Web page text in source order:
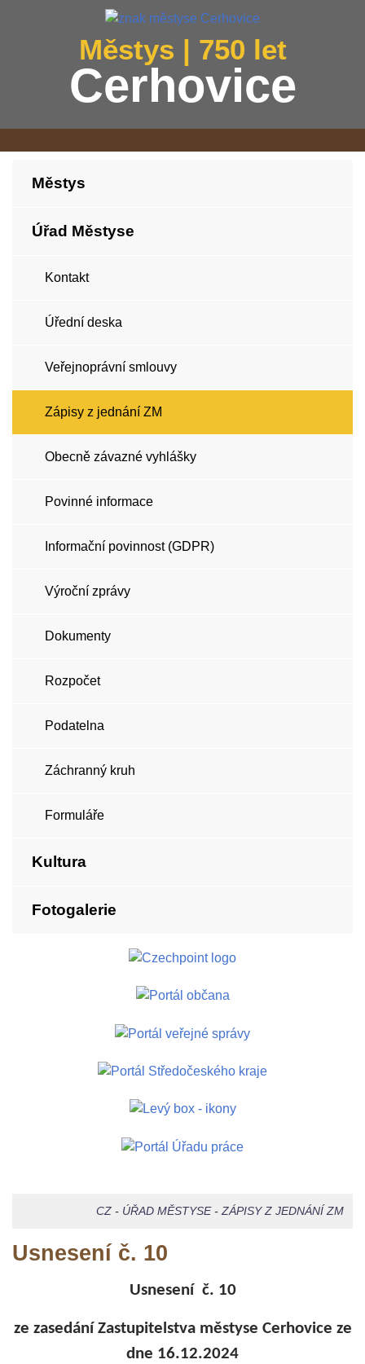
Městys | 750 let
Cerhovice
Městys
Úřad Městyse
Kontakt
Úřední deska
Veřejnoprávní smlouvy
Zápisy z jednání ZM
Obecně závazné vyhlášky
Povinné informace
Informační povinnost (GDPR)
Výroční zprávy
Dokumenty
Rozpočet
Podatelna
Záchranný kruh
Formuláře
Kultura
Fotogalerie
CZ- ÚŘAD MĚSTYSE-ZÁPISY Z JEDNÁNÍ ZM
Usnesení č. 10
Usnesení č. 10
ze zasedání Zastupitelstva městyse Cerhovice ze
dne 16.12.2024